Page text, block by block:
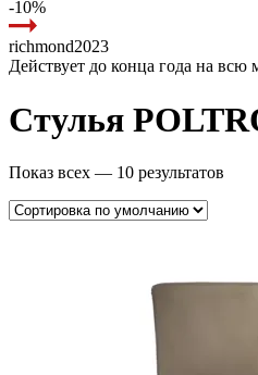
-10%
richmond2023
Действует до конца года на всю
Стулья
Показ всех — 10 результатов